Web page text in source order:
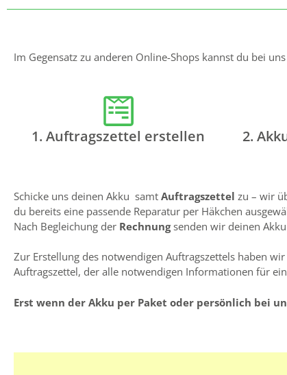
Im Gegensatz zu anderen Online-Shops kannst du bei
1. Auftragszettel erstellen 2.
Schicke uns deinen Akku samt Auftragszettel zu – wir
du bereits eine passende Reparatur per Häkchen
Nach Begleichung der Rechnungsenden wir deinen
Zur Erstellung des notwendigen Auftragszettels haben
Auftragszettel, der alle notwendigen Informationen für
Erst wenn der Akku per Paket oder persönlich bei